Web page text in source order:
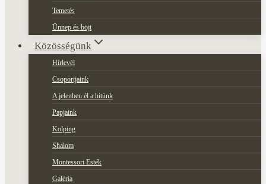
Temetés
Ünnep és böjt
Közösségünk
Hírlevél
Csoportjaink
A jelenben él a hitünk
Papjaink
Kolping
Shalom
Montessori Esték
Galéria